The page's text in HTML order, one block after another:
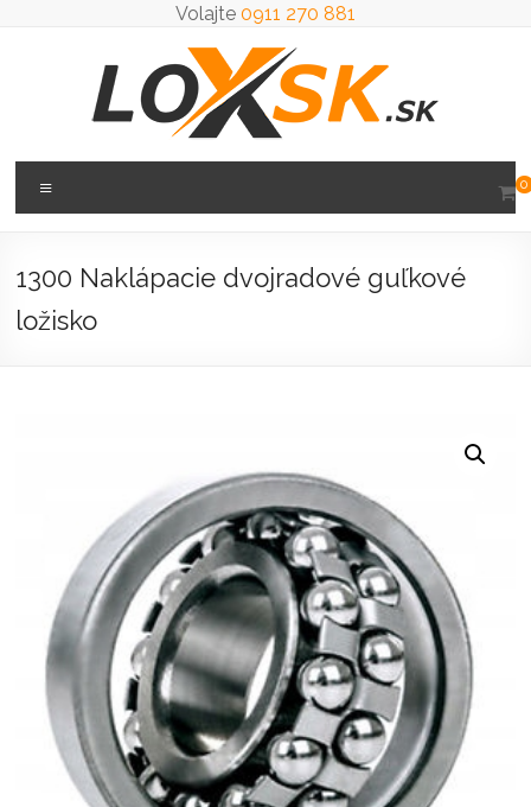
Volajte 0911 270 881
Loxsk
predaj
0
1300 Naklápacie dvojradové guľkové
ložisko